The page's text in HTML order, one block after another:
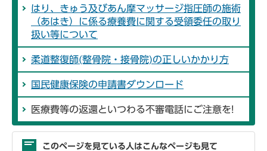
はり、きゅう及びあん摩マッサージ指圧師の施術
（あはき）に係る療養費に関する受領委任の取り
扱い等について
柔道整復師(整骨院・接骨院)の正しいかかり方
国民健康保険の申請書ダウンロード
医療費等の返還といつわる不審電話にご注意を!
このページを見ている人はこんなページも見て